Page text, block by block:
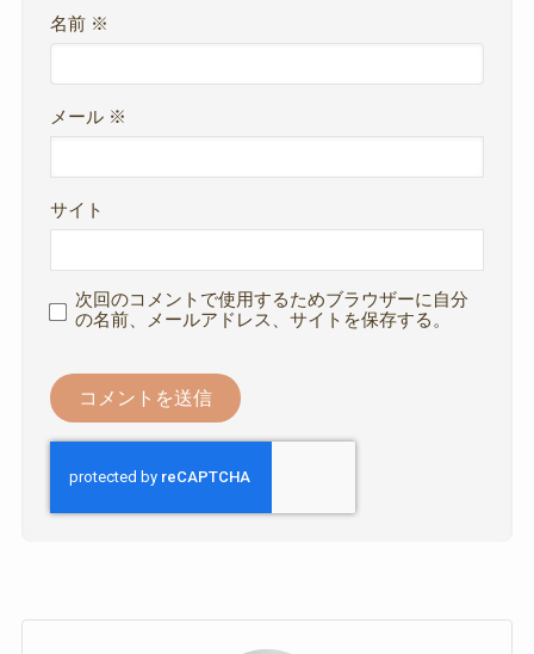
名前 ※
メール ※
サイト
次回のコメントで使用するためブラウザーに自分
の名前、メールアドレス、サイトを保存する。